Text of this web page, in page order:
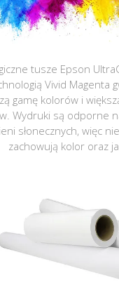
tusze Epson
Vivid Magenta
gamę kolorów i
Wydruki są odporne
słonecznych, więc
zachowują kolor oraz